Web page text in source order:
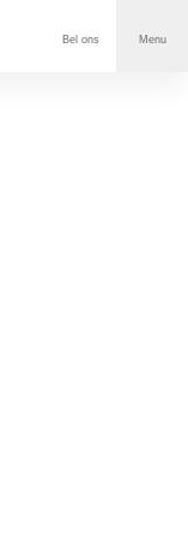
Bel ons Menu